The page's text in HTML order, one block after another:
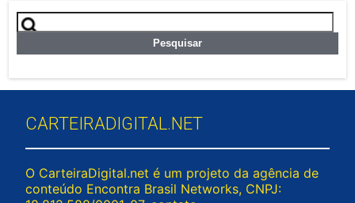
Pesquisar
por:
CARTEIRADIGITAL.NET
O CarteiraDigital.net é um projeto da agência de
conteúdo Encontra Brasil Networks, CNPJ: